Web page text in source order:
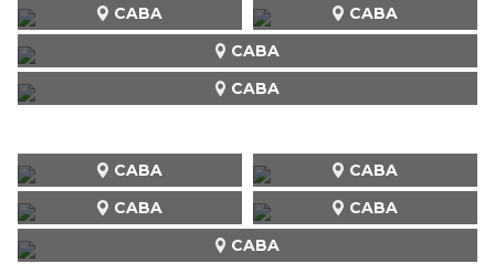
CABA
CABA CABA
CABA
CABA CABA
CABA
CABA CABA